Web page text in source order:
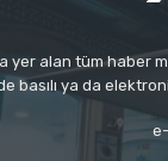
yer alan tüm haber
basılı ya da